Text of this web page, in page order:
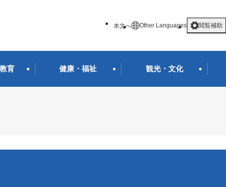
本文へ Other Languages 閲覧補助
育 健康・福祉 観光・文化